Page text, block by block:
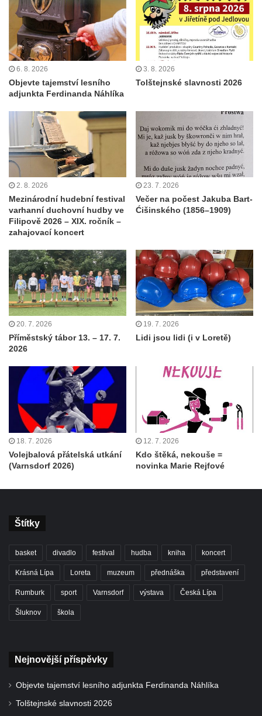
6. 8. 2026
Objevte tajemství lesního
adjunkta Ferdinanda Náhlíka
3. 8. 2026
Tolštejnské slavnosti 2026
2. 8. 2026
Mezinárodní hudební festival
varhanní duchovní hudby ve
Filipově 2026 – XIX. ročník –
zahajovací koncert
23. 7. 2026
Večer na počest Jakuba Bart-
Ćišinského (1856–1909)
20. 7. 2026
Příměstský tábor 13. – 17. 7.
2026
19. 7. 2026
Lidi jsou lidi (i v Loretě)
18. 7. 2026
Volejbalová přátelská utkání
(Varnsdorf 2026)
12. 7. 2026
Kdo štěká, nekouše =
novinka Marie Rejfové
Štítky
basket divadlo festival hudba kniha koncert
Krásná Lípa Loreta muzeum přednáška představení
Rumburk sport Varnsdorf výstava Česká Lípa
Šluknov škola
Nejnovější příspěvky
Objevte tajemství lesního adjunkta Ferdinanda Náhlíka
Tolštejnské slavnosti 2026